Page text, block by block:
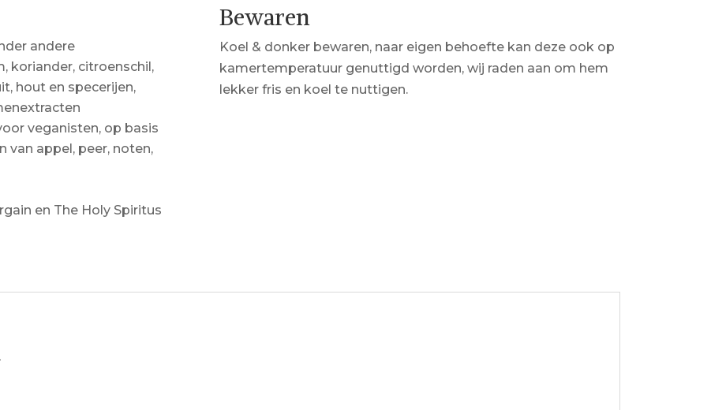
andere
koriander, citroenschil,
hout en specerijen,
veganisten, op basis
van appel, peer, noten,
en The Holy Spiritus
Bewaren
Koel & donker bewaren, naar eigen behoefte kan deze ook op
kamertemperatuur genuttigd worden, wij raden aan om hem
lekker fris en koel te nuttigen.